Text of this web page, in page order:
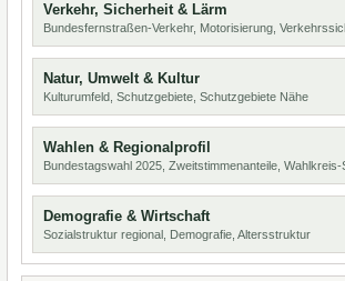
Verkehr, Sicherheit & Lärm
Bundesfernstraßen-Verkehr, Motorisierung,
Natur, Umwelt & Kultur
Kulturumfeld, Schutzgebiete, Schutzgebiete Nähe
Wahlen & Regionalprofil
Bundestagswahl 2025, Zweitstimmenanteile,
Demografie & Wirtschaft
Sozialstruktur regional, Demografie, Altersstruktur